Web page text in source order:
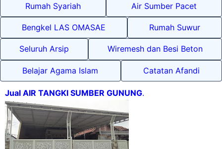
Rumah Syariah Air Sumber Pacet
Bengkel LAS OMASAE Rumah Suwur
Seluruh Arsip Wiremesh dan Besi Beton
Belajar Agama Islam Catatan Afandi
Jual AIR TANGKI SUMBER GUNUNG.